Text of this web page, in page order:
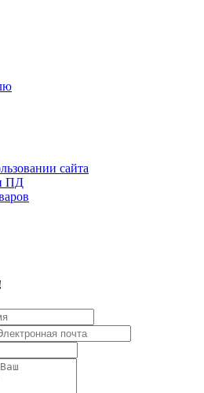
сайта
ПД